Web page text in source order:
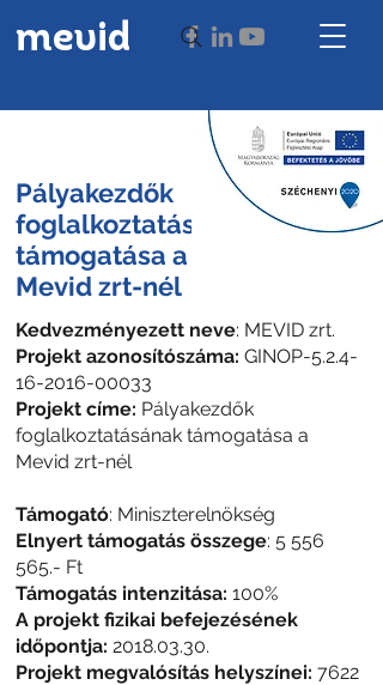
mevid
Pályakezdők
foglalkoztatásának
támogatása a
Mevid zrt-nél
Kedvezményezett neve: MEVID zrt.
Projekt azonosítószáma: GINOP-5.2.4-
16-2016-00033
Projekt címe: Pályakezdők
foglalkoztatásának támogatása a
Mevid zrt-nél
Támogató: Miniszterelnökség
Elnyert támogatás összege: 5 556
565.- Ft
Támogatás intenzitása: 100%
A projekt fizikai befejezésének
időpontja: 2018.03.30.
Projekt megvalósítás helyszínei: 7622